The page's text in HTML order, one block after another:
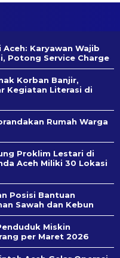
Aceh: Karyawan Wajib
Potong Service Charge
Korban Banjir,
Kegiatan Literasi di
Rumah Warga
Proklim Lestari di
Aceh Miliki 30 Lokasi
Posisi Bantuan
Sawah dan Kebun
Miskin
per Maret 2026